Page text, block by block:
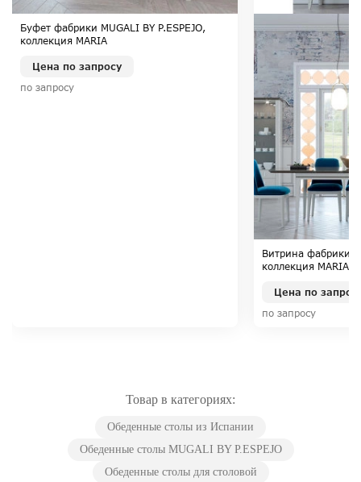
Буфет фабрики MUGALI BY P.ESPEJO,
коллекция MARIA
Цена по запросу
по запросу
Витрина фабрики
коллекция MARIA
Цена по
по запросу
Товар в категориях:
Обеденные столы из Испании
Обеденные столы MUGALI BY P.ESPEJO
Обеденные столы для столовой